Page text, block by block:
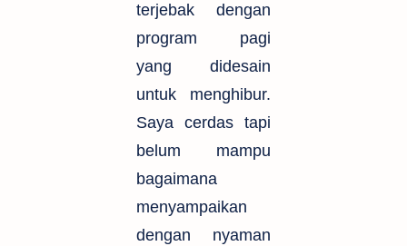
terjebak dengan
program pagi
yang didesain
untuk menghibur.
Saya cerdas tapi
belum mampu
bagaimana
menyampaikan
dengan nyaman